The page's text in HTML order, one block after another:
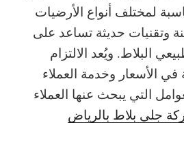
لمختلف أنواع الأرضيات
وتقنيات حديثة تساعد على
البلاط. ويُعد الالتزام
في الأسعار وخدمة العملاء
التي يبحث عنها العملاء
جلي بلاط بالرياض